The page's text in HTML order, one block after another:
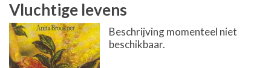
Vluchtige levens
Beschrijving momenteel niet
beschikbaar.